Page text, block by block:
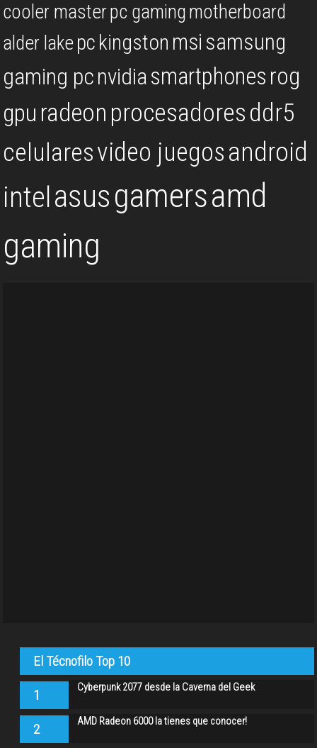
cooler masterpc gamingmotherboard
alder lakepc kingston msi samsung
gaming pcnvidiasmartphones rog
gpu radeon procesadoresddr5
celularesvideo juegosandroid
intel asusgamersamd
gaming
El Técnofilo Top 10
1 Cyberpunk 2077 desde la Caverna del Geek
2 AMD Radeon 6000 la tienes que conocer!